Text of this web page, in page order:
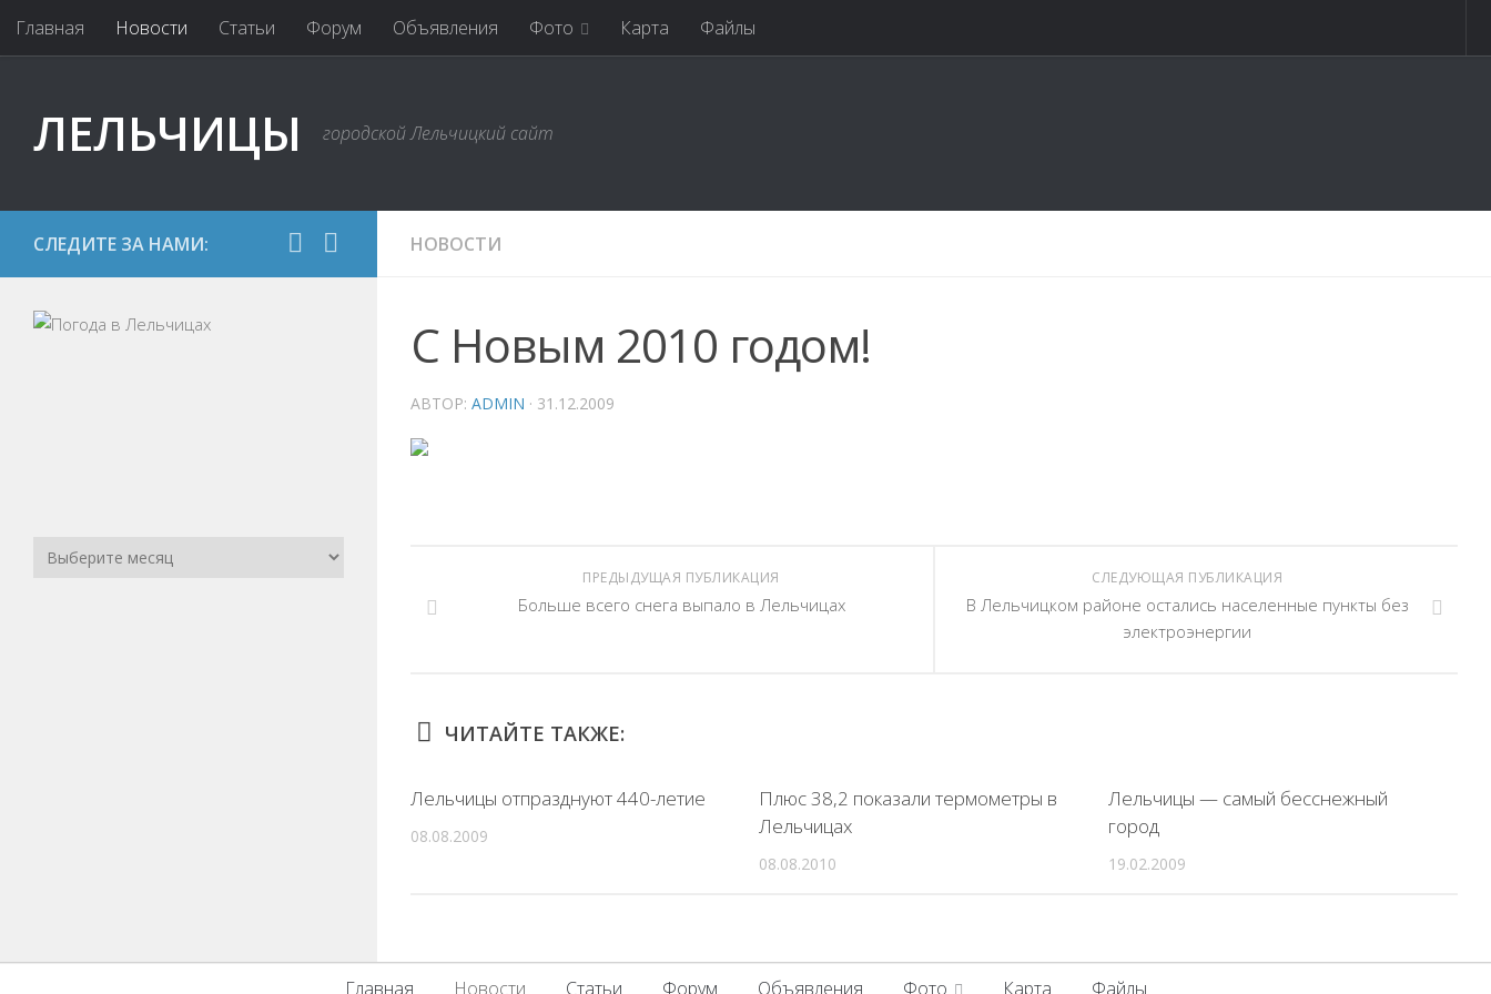
Главная Новости Статьи Форум Объявления Фото Карта Файлы
ЛЕЛЬЧИЦЫ городской Лельчицкий сайт
НОВОСТИ
С Новым 2010 годом!
АВТОР: ADMIN · 31.12.2009
СЛЕДУЮЩАЯ ПУБЛИКАЦИЯ
В Лельчицком районе остались населенные пункты без
электроэнергии
ПРЕДЫДУЩАЯ ПУБЛИКАЦИЯ
Больше всего снега выпало в Лельчицах
ЧИТАЙТЕ ТАКЖЕ:
Лельчицы отпразднуют 440-летие
08.08.2009
Плюс 38,2 показали термометры в
Лельчицах
08.08.2010
Лельчицы — самый бесснежный
город
19.02.2009
СЛЕДИТЕ ЗА НАМИ:
Главная Новости Статьи Форум Объявления Фото Карта Файлы